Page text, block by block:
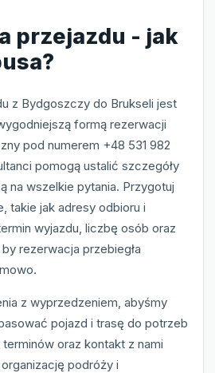
przejazdu - jak
z Bydgoszczy do Brukseli jest
formą rezerwacji
pod numerem +48 531 982
pomogą ustalić szczegóły
na wszelkie pytania. Przygotuj
takie jak adresy odbioru i
wyjazdu, liczbę osób oraz
rezerwacja przebiegła
z wyprzedzeniem, abyśmy
pojazd i trasę do potrzeb
oraz kontakt z nami
podróży i